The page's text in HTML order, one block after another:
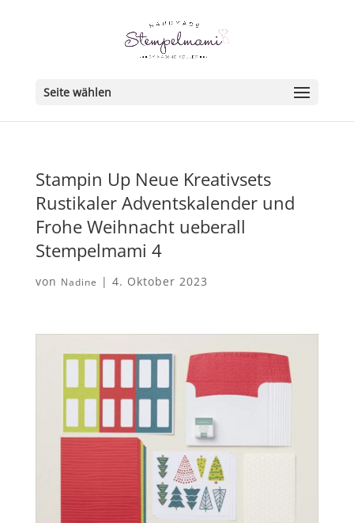
Seite wählen
Stampin Up Neue Kreativsets
Rustikaler Adventskalender und
Frohe Weihnacht ueberall
Stempelmami 4
von Nadine | 4. Oktober 2023